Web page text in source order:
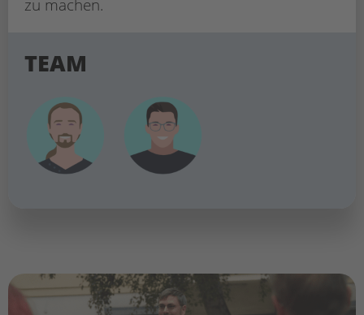
zu machen.
TEAM